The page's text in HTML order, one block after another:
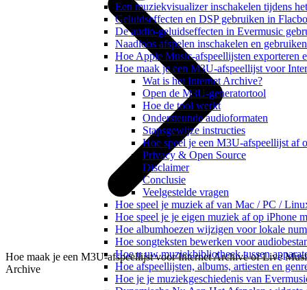
Een muziekvisualizer inschakelen tijdens
Geluidseffecten en DSP gebruiken in
De audio-geluidseffecten in Evermusic
Naadloos afspelen inschakelen en
Hoe Apple Music-afspeellijsten exporteren
Hoe maak je een M3U-afspeellijst voor
Wat is het Internet Archive?
Open de M3U-generatortool
Hoe de tool werkt
Ondersteunde audioformaten
Stapsgewijze instructies
Hoe speel je een M3U-afspeellijst af
Privacy & Open Source
Disclaimer
Conclusie
Veelgestelde vragen
Hoe speel je muziek af van Mac / PC /
Hoe speel je je eigen muziek af op iPhone
Hoe albumhoezen wijzigen voor lokale
Hoe songteksten bewerken voor
Hoe u uw muziekbibliotheek tussen
Hoe afspeellijsten, albums, artiesten en
Hoe je je muziekgeschiedenis van
Hoe maak je een M3U-afspeellijst voor Internet Archive of Live
Archive